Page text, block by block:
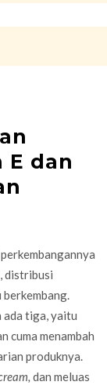
dan
distribusi
berkembang.
ada tiga, yaitu
cuma menambah
produknya.
dan meluas